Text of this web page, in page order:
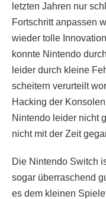
letzten Jahren nur
Fortschritt anpassen
wieder tolle
konnte Nintendo
leider durch kleine
scheitern verurteilt
Hacking der
Nintendo leider nicht
nicht mit der Zeit
Die Nintendo Switch
sogar überraschend
es dem kleinen